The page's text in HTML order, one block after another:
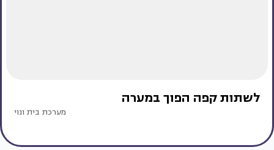
לשתות קפה הפוך במערה
מערכת בית ונוי